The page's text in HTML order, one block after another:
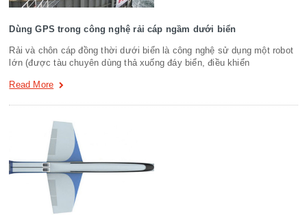
Dùng GPS trong công nghệ rải cáp ngầm dưới biển
Rải và chôn cáp đồng thời dưới biển là công nghệ sử dụng một robot
lớn (được tàu chuyên dùng thả xuống đáy biển, điều khiển
Read More